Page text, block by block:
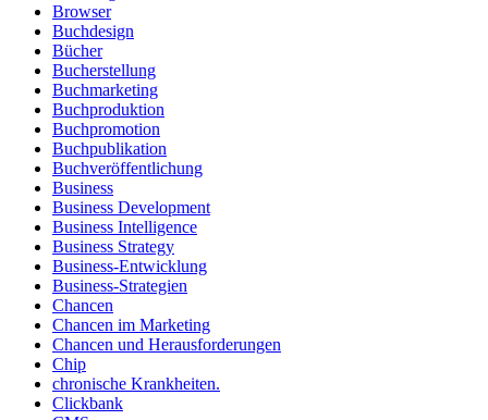
Browser
Buchdesign
Bücher
Bucherstellung
Buchmarketing
Buchproduktion
Buchpromotion
Buchpublikation
Buchveröffentlichung
Business
Business Development
Business Intelligence
Business Strategy
Business-Entwicklung
Business-Strategien
Chancen
Chancen im Marketing
Chancen und Herausforderungen
Chip
chronische Krankheiten.
Clickbank